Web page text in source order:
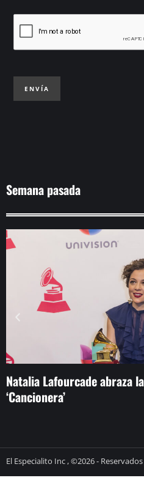
ENVÍA
Semana pasada
Natalia Lafourcade abraza
‘Cancionera’
El Especialito Inc , ©2026 -